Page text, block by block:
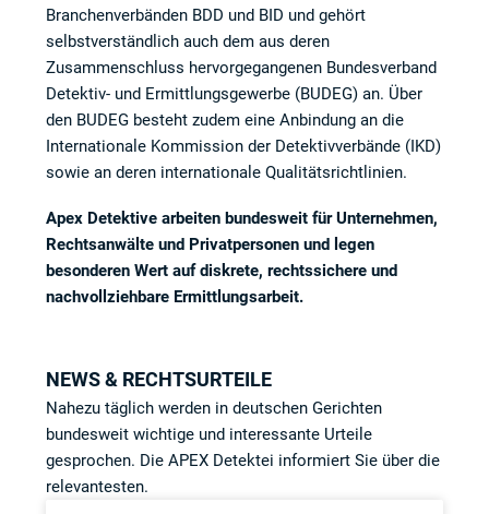
Branchenverbänden BDD und BID und gehört
selbstverständlich auch dem aus deren
Zusammenschluss hervorgegangenen Bundesverband
Detektiv- und Ermittlungsgewerbe (BUDEG) an. Über
den BUDEG besteht zudem eine Anbindung an die
Internationale Kommission der Detektivverbände (IKD)
sowie an deren internationale Qualitätsrichtlinien.
Apex Detektive arbeiten bundesweit für Unternehmen,
Rechtsanwälte und Privatpersonen und legen
besonderen Wert auf diskrete, rechtssichere und
nachvollziehbare Ermittlungsarbeit.
NEWS & RECHTSURTEILE
Nahezu täglich werden in deutschen Gerichten
bundesweit wichtige und interessante Urteile
gesprochen. Die APEX Detektei informiert Sie über die
relevantesten.